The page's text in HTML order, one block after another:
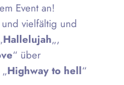
Event an!
vielfältig und
Hallelujah„,
“ über
Highway to hell“